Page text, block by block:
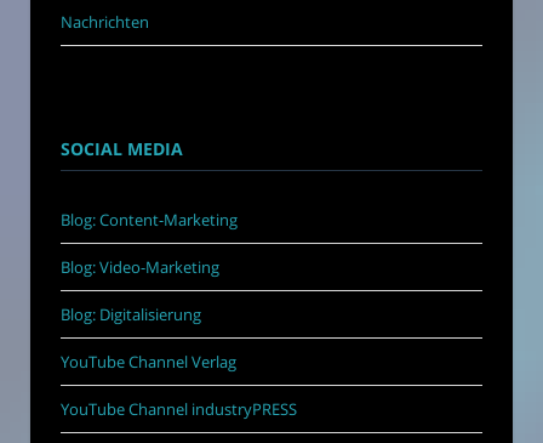
Nachrichten
SOCIAL MEDIA
Blog: Content-Marketing
Blog: Video-Marketing
Blog: Digitalisierung
YouTube Channel Verlag
YouTube Channel industryPRESS